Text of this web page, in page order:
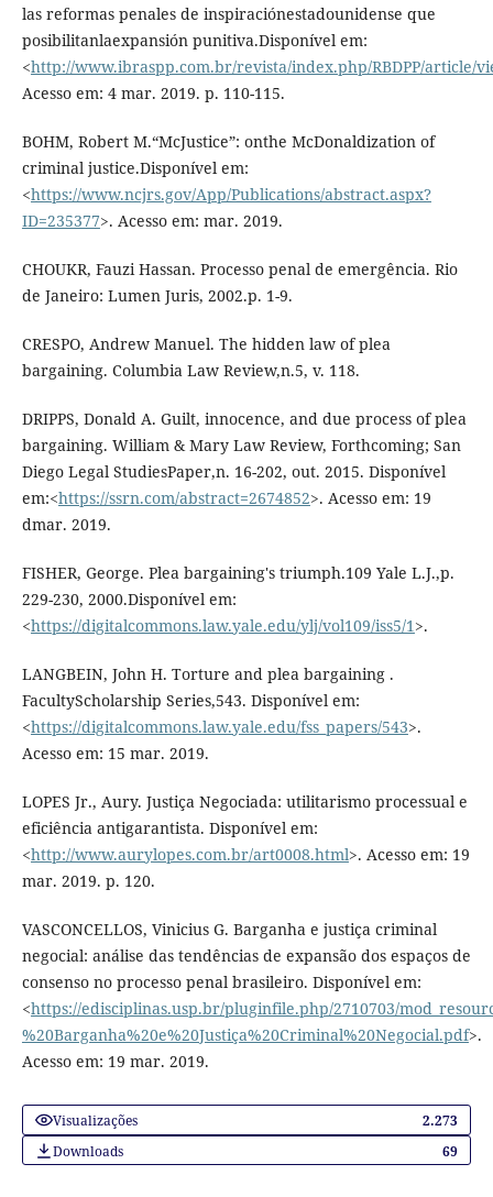
las reformas penales de inspiraciónestadounidense que
posibilitanlaexpansión punitiva.Disponível em:
<http://www.ibraspp.com.br/revista/index.php/RBDPP/article/
Acesso em: 4 mar. 2019. p. 110-115.
BOHM, Robert M.“McJustice”: onthe McDonaldization of
criminal justice.Disponível em:
<https://www.ncjrs.gov/App/Publications/abstract.aspx?
ID=235377>. Acesso em: mar. 2019.
CHOUKR, Fauzi Hassan. Processo penal de emergência. Rio
de Janeiro: Lumen Juris, 2002.p. 1-9.
CRESPO, Andrew Manuel. The hidden law of plea
bargaining. Columbia Law Review,n.5, v. 118.
DRIPPS, Donald A. Guilt, innocence, and due process of plea
bargaining. William & Mary Law Review, Forthcoming; San
Diego Legal StudiesPaper,n. 16-202, out. 2015. Disponível
em:<https://ssrn.com/abstract=2674852>. Acesso em: 19
dmar. 2019.
FISHER, George. Plea bargaining's triumph.109 Yale L.J.,p.
229-230, 2000.Disponível em:
<https://digitalcommons.law.yale.edu/ylj/vol109/iss5/1>.
LANGBEIN, John H. Torture and plea bargaining .
FacultyScholarship Series,543. Disponível em:
<https://digitalcommons.law.yale.edu/fss_papers/543>.
Acesso em: 15 mar. 2019.
LOPES Jr., Aury. Justiça Negociada: utilitarismo processual e
eficiência antigarantista. Disponível em:
<http://www.aurylopes.com.br/art0008.html>. Acesso em: 19
mar. 2019. p. 120.
VASCONCELLOS, Vinicius G. Barganha e justiça criminal
negocial: análise das tendências de expansão dos espaços de
consenso no processo penal brasileiro. Disponível em:
<https://edisciplinas.usp.br/pluginfile.php/2710703/
%20Barganha%20e%20Justiça%20Criminal%20Negocial.pdf>.
Acesso em: 19 mar. 2019.
Visualizações
2.273
Downloads
69